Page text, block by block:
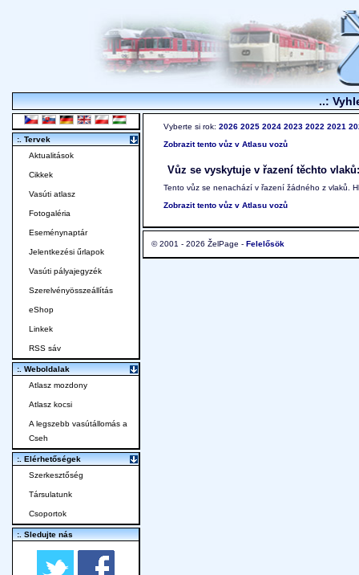
..:
Vyberte si rok: 2026 2025 2024 2023 2022 2021
Zobrazit tento vůz v Atlasu vozů
Vůz se vyskytuje v řazení těchto vlaků:
Tento vůz se nenachází v řazení žádného z vlaků.
Zobrazit tento vůz v Atlasu vozů
© 2001 - 2026 ŽelPage - Felelősök
:. Tervek
Aktualitások
Cikkek
Vasúti atlasz
Fotogaléria
Eseménynaptár
Jelentkezési űrlapok
Vasúti pályajegyzék
Szerelvényösszeállítás
eShop
Linkek
RSS sáv
:. Weboldalak
Atlasz mozdony
Atlasz kocsi
A legszebb vasútállomás a
Cseh
:. Elérhetőségek
Szerkesztőség
Társulatunk
Csoportok
:. Sledujte nás